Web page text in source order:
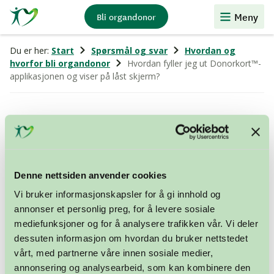
Denne nettsiden anvender cookies
Vi bruker informasjonskapsler for å gi innhold og
annonser et personlig preg, for å levere sosiale
mediefunksjoner og for å analysere trafikken vår. Vi deler
dessuten informasjon om hvordan du bruker nettstedet
vårt, med partnerne våre innen sosiale medier,
annonsering og analysearbeid, som kan kombinere den
Stiftelsen
Organdonasjon
Bli organdonor Meny
Du er her: Start Spørsmål og svar
Hvordan og
hvorfor bli organdonor
Hvordan fyller jeg ut Donorkort™-
applikasjonen og viser på låst skjerm?
Hvordan fyller jeg ut Donorkort™-
applikasjonen og viser på låst skjerm?
Dette avhenger av hva slags telefon du har, og står
beskrevet inne i selve applikasjonen. Trykk på meny-
ikonet øverst til høyre (tre prikker) når du er på
hovedsiden, og velg deretter «Låst skjerm». Her finner
du stegvise instruksjoner for hvordan du legger ditt
utfylte kort på låst skjerm.